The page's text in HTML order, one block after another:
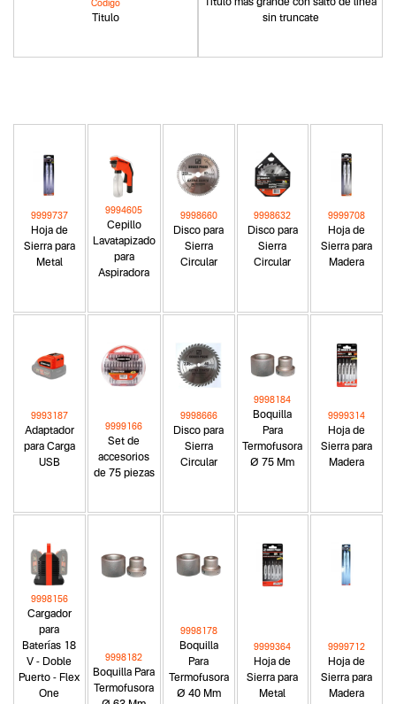
Titulo
Codigo
Titulo más grande con salto de linea
sin truncate
Hoja de
Sierra para
Metal
9999737
Cepillo
Lavatapizado
para
Aspiradora
9994605
Disco para
Sierra
Circular
9998660
Disco para
Sierra
Circular
9998632
Hoja de
Sierra para
Madera
9999708
Adaptador
para Carga
USB
9993187
Set de
accesorios
de 75 piezas
9999166
Disco para
Sierra
Circular
9998666
Boquilla
Para
Termofusora
Ø 75 Mm
9998184
Hoja de
Sierra para
Madera
9999314
Cargador
para
Baterías 18
V - Doble
Puerto - Flex
One
9998156
Boquilla Para
Termofusora
9998182
Boquilla
Para
Termofusora
Ø 40 Mm
9998178
Hoja de
Sierra para
Metal
9999364
Hoja de
Sierra para
Madera
9999712